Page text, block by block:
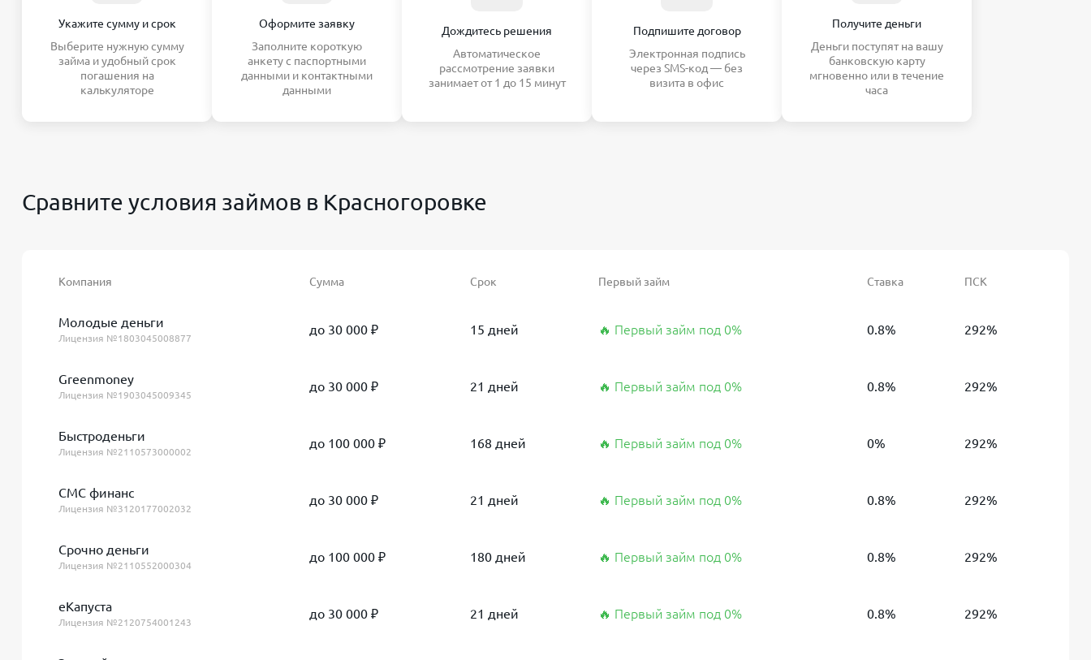
Укажите сумму и срок
Выберите нужную сумму
займа и удобный срок
погашения на
калькуляторе
Оформите заявку
Заполните короткую
анкету с паспортными
данными и контактными
данными
Дождитесь решения
Автоматическое
рассмотрение заявки
занимает от 1 до 15 минут
Подпишите договор
Электронная подпись
через SMS-код — без
визита в офис
Получите деньги
Деньги поступят на вашу
банковскую карту
мгновенно или в течение
часа
Сравните условия займов в Красногоровке
Компания Сумма Срок Первый займ Ставка ПСК
Молодые деньги
Лицензия №1803045008877
до 30 000 ₽ 15 дней 🔥 Первый займ под 0% 0.8% 292%
Greenmoney
Лицензия №1903045009345
до 30 000 ₽ 21 дней 🔥 Первый займ под 0% 0.8% 292%
Быстроденьги
Лицензия №2110573000002
до 100 000 ₽ 168 дней 🔥 Первый займ под 0% 0% 292%
СМС финанс
Лицензия №3120177002032
до 30 000 ₽ 21 дней 🔥 Первый займ под 0% 0.8% 292%
Срочно деньги
Лицензия №2110552000304
до 100 000 ₽ 180 дней 🔥 Первый займ под 0% 0.8% 292%
еКапуста
Лицензия №2120754001243
до 30 000 ₽ 21 дней 🔥 Первый займ под 0% 0.8% 292%